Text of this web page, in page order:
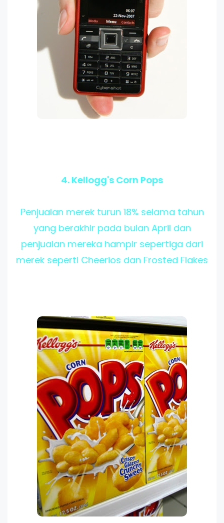
4. Kellogg's Corn Pops
Penjualan merek turun 18% selama tahun
yang berakhir pada bulan April dan
penjualan mereka hampir sepertiga dari
merek seperti Cheerios dan Frosted Flakes